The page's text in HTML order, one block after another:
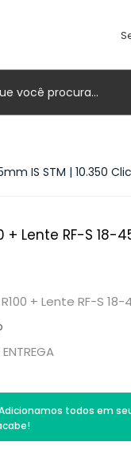
IS STM | 10.350
Lente RF-S 18-
+ Lente RF-S
todos em